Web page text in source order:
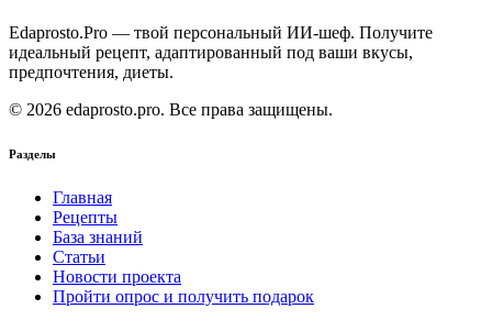
Edaprosto.Pro — твой персональный ИИ-шеф. Получите
идеальный рецепт, адаптированный под ваши вкусы,
предпочтения, диеты.
© 2026 edaprosto.pro. Все права защищены.
Разделы
Главная
Рецепты
База знаний
Статьи
Новости проекта
Пройти опрос и получить подарок